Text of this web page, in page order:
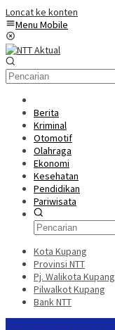
Loncat ke konten
Menu Mobile
Berita
Kriminal
Otomotif
Olahraga
Ekonomi
Kesehatan
Pendidikan
Pariwisata
Kota Kupang
Provinsi NTT
Pj. Walikota Kupang
Pilwalkot Kupang
Bank NTT